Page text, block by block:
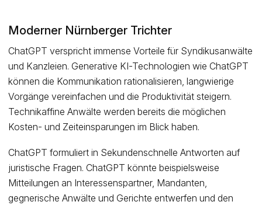
Moderner Nürnberger Trichter
ChatGPT verspricht immense Vorteile für Syndikusanwälte
und Kanzleien. Generative KI-Technologien wie ChatGPT
können die Kommunikation rationalisieren, langwierige
Vorgänge vereinfachen und die Produktivität steigern.
Technikaffine Anwälte werden bereits die möglichen
Kosten- und Zeiteinsparungen im Blick haben.
ChatGPT formuliert in Sekundenschnelle Antworten auf
juristische Fragen. ChatGPT könnte beispielsweise
Mitteilungen an Interessenspartner, Mandanten,
gegnerische Anwälte und Gerichte entwerfen und den